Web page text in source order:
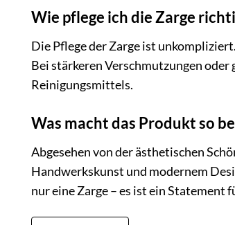
Wie pflege ich die Zarge
Die Pflege der Zarge ist
Bei stärkeren Verschmutzungen
Reinigungsmittels.
Was macht das Produkt so
Abgesehen von der ästhetischen
Handwerkskunst und modernem
nur eine Zarge – es ist ein Statement